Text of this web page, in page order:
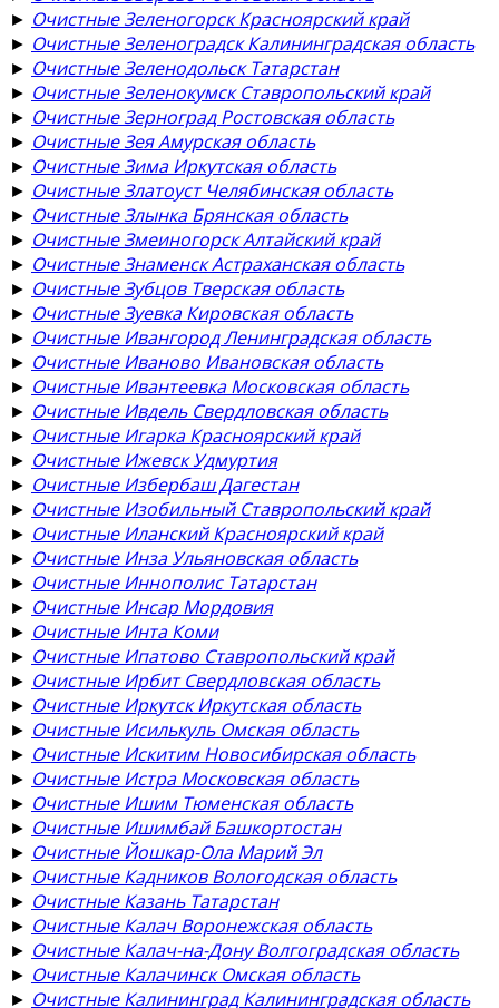
► Очистные Зеленогорск Красноярский край
► Очистные Зеленоградск Калининградская область
► Очистные Зеленодольск Татарстан
► Очистные Зеленокумск Ставропольский край
► Очистные Зерноград Ростовская область
► Очистные Зея Амурская область
► Очистные Зима Иркутская область
► Очистные Златоуст Челябинская область
► Очистные Злынка Брянская область
► Очистные Змеиногорск Алтайский край
► Очистные Знаменск Астраханская область
► Очистные Зубцов Тверская область
► Очистные Зуевка Кировская область
► Очистные Ивангород Ленинградская область
► Очистные Иваново Ивановская область
► Очистные Ивантеевка Московская область
► Очистные Ивдель Свердловская область
► Очистные Игарка Красноярский край
► Очистные Ижевск Удмуртия
► Очистные Избербаш Дагестан
► Очистные Изобильный Ставропольский край
► Очистные Иланский Красноярский край
► Очистные Инза Ульяновская область
► Очистные Иннополис Татарстан
► Очистные Инсар Мордовия
► Очистные Инта Коми
► Очистные Ипатово Ставропольский край
► Очистные Ирбит Свердловская область
► Очистные Иркутск Иркутская область
► Очистные Исилькуль Омская область
► Очистные Искитим Новосибирская область
► Очистные Истра Московская область
► Очистные Ишим Тюменская область
► Очистные Ишимбай Башкортостан
► Очистные Йошкар-Ола Марий Эл
► Очистные Кадников Вологодская область
► Очистные Казань Татарстан
► Очистные Калач Воронежская область
► Очистные Калач-на-Дону Волгоградская область
► Очистные Калачинск Омская область
► Очистные Калининград Калининградская область